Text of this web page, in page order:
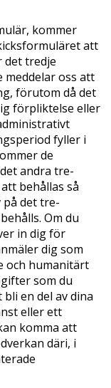
kommer
att
det tredje
meddelar oss att
förutom då det
förpliktelse eller
fyller i
de
andra tre-
behållas så
det tre-
Om du
in dig för
dig som
och humanitärt
som du
en del av dina
eller ett
komma att
däri, i